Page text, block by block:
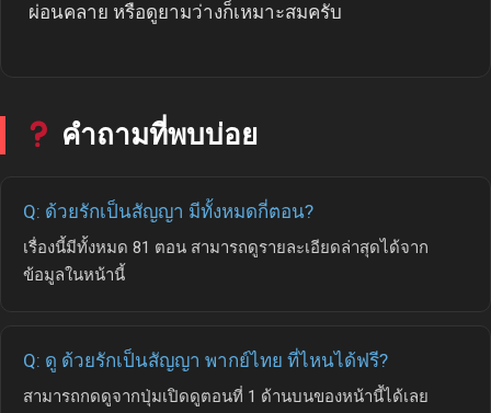
ผ่อนคลาย หรือดูยามว่างก็เหมาะสมครับ
คำถามที่พบบ่อย
Q: ด้วยรักเป็นสัญญา มีทั้งหมดกี่ตอน?
เรื่องนี้มีทั้งหมด 81 ตอน สามารถดูรายละเอียดล่าสุดได้จาก
ข้อมูลในหน้านี้
Q: ดู ด้วยรักเป็นสัญญา พากย์ไทย ที่ไหนได้ฟรี?
สามารถกดดูจากปุ่มเปิดดูตอนที่ 1 ด้านบนของหน้านี้ได้เลย